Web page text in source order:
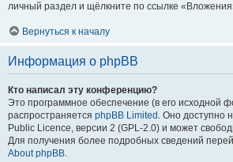
личный раздел и щёлкните по ссылке
Вернуться к началу
Информация о phpBB
Кто написал эту конференцию?
Это программное обеспечение (в его исходной
распространяется phpBB Limited . Оно доступно
Public Licence, версии 2 (GPL-2.0) и может
Для получения более подробных сведений
About phpBB.